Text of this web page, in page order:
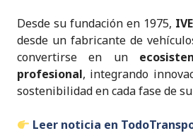
Desde su fundación en 1975,
desde un fabricante de
convertirse en un
profesional, integrando
sostenibilidad en cada fase de
Leer noticia en